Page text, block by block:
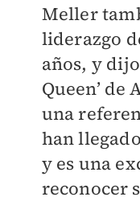
Meller
liderazgo
años, y
Queen’ de
una
han
y es una
reconocer